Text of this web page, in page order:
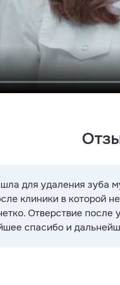
для удаления зуба
клиники в которой
Отверствие
спасибо и